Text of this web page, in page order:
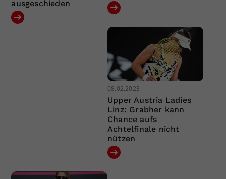
ausgeschieden
08.02.2023
Upper Austria Ladies
Linz: Grabher kann
Chance aufs
Achtelfinale nicht
nützen